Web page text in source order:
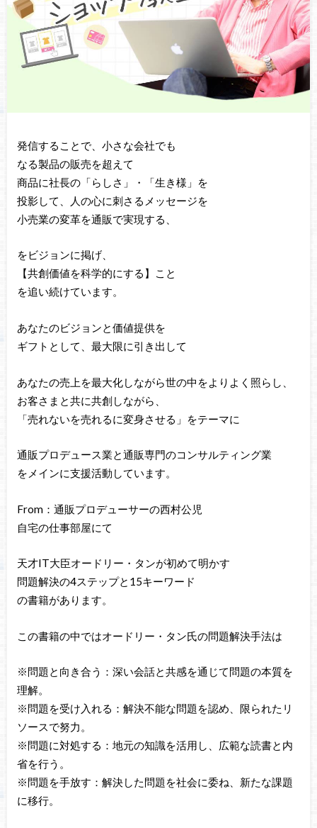
発信することで、小さな会社でも
なる製品の販売を超えて
商品に社長の「らしさ」・「生き様」を
投影して、人の心に刺さるメッセージを
小売業の変革を通販で実現する、
をビジョンに掲げ、
【共創価値を科学的にする】こと
を追い続けています。
あなたのビジョンと価値提供を
ギフトとして、最大限に引き出して
あなたの売上を最大化しながら世の中をよりよく照らし、
お客さまと共に共創しながら、
「売れないを売れるに変身させる」をテーマに
通販プロデュース業と通販専門のコンサルティング業
をメインに支援活動しています。
From：通販プロデューサーの西村公児
自宅の仕事部屋にて
天才IT大臣オードリー・タンが初めて明かす
問題解決の4ステップと15キーワード
の書籍があります。
この書籍の中ではオードリー・タン氏の問題解決手法は
※問題と向き合う：深い会話と共感を通じて問題の本質を
理解。
※問題を受け入れる：解決不能な問題を認め、限られたリ
ソースで努力。
※問題に対処する：地元の知識を活用し、広範な読書と内
省を行う。
※問題を手放す：解決した問題を社会に委ね、新たな課題
に移行。